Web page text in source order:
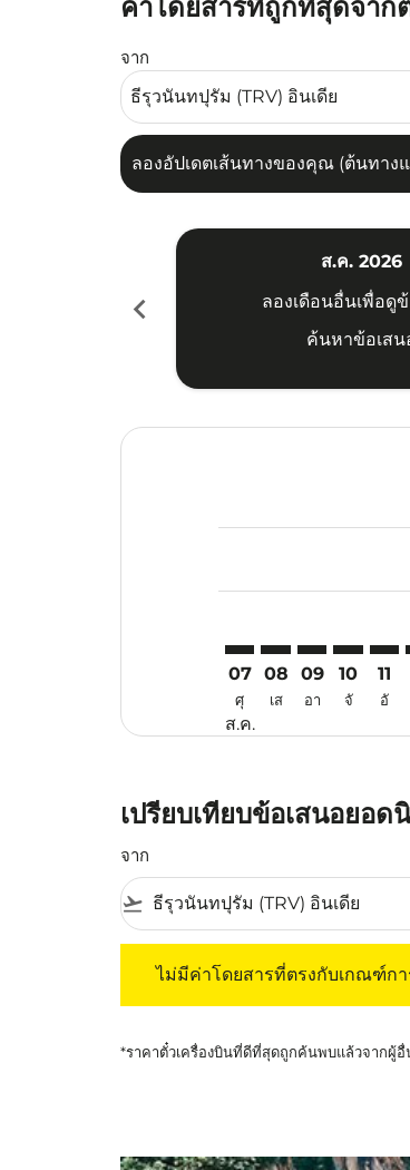
ค่าโดยสารที่ถูกที่สุดจาก
จาก
ลองอัปเดตเส้นทางของคุณ (ต้นทาง
chevron_left
ส.ค. 2026
ลองเดือนอื่นเพื่อดู
ค้นหาข้อเสน
07
ศุ
ส.ค.
08
เส
09
อา
10
จั
11
อั
เปรียบเทียบข้อเสนอยอ
จาก
flight_takeoff
ไม่มีค่าโดยสารที่ตรงกับเกณฑ์ก
*ราคาตั๋วเครื่องบินที่ดีที่สุดถูกค้นพบแล้วจากผู้